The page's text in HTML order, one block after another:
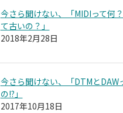
今さら聞けない、「MIDIって何
て古いの？」
2018年2月28日
今さら聞けない、「DTMとDAW
の!?」
2017年10月18日